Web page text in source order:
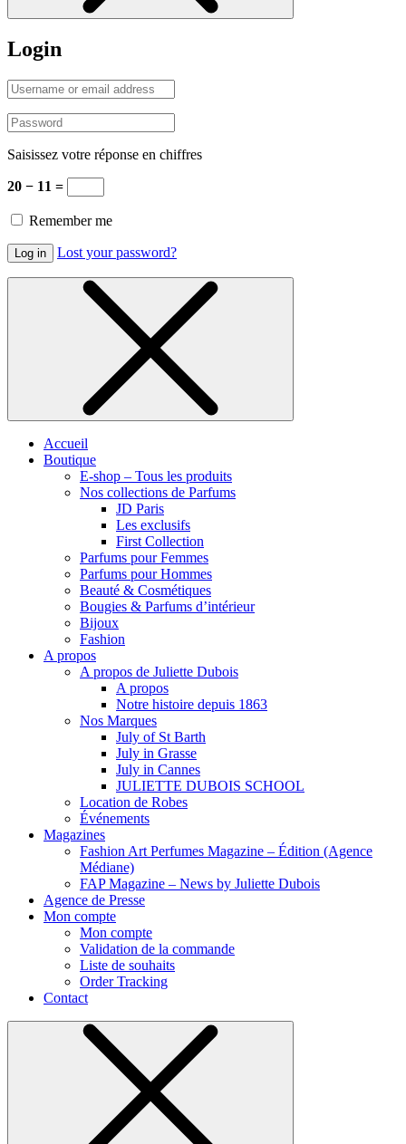
Login
Saisissez votre réponse en chiffres
20 − 11 =
Remember me
Log in Lost your password?
Accueil
Boutique
E-shop – Tous les produits
Nos collections de Parfums
JD Paris
Les exclusifs
First Collection
Parfums pour Femmes
Parfums pour Hommes
Beauté & Cosmétiques
Bougies & Parfums d’intérieur
Bijoux
Fashion
A propos
A propos de Juliette Dubois
A propos
Notre histoire depuis 1863
Nos Marques
July of St Barth
July in Grasse
July in Cannes
JULIETTE DUBOIS SCHOOL
Location de Robes
Événements
Magazines
Fashion Art Perfumes Magazine – Édition (Agence
Médiane)
FAP Magazine – News by Juliette Dubois
Agence de Presse
Mon compte
Mon compte
Validation de la commande
Liste de souhaits
Order Tracking
Contact